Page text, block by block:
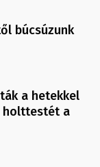
búcsúzunk
a hetekkel
holttestét a